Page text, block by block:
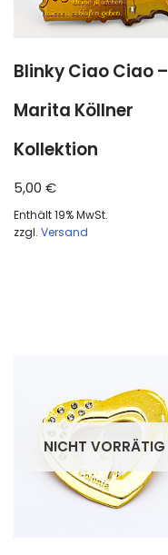
Blinky Ciao Ciao –
Marita Köllner
Kollektion
5,00 €
Enthält 19% MwSt.
zzgl. Versand
NICHT VORRÄTIG